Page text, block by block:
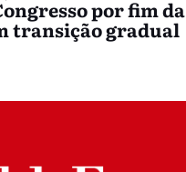
por fim da
transição gradual